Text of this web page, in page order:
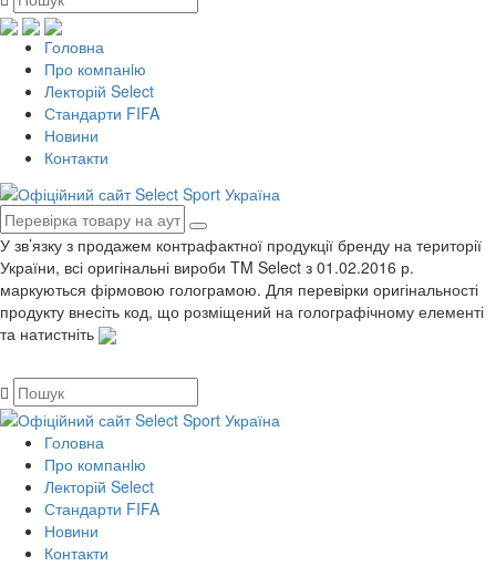
Головна
Про компанiю
Лекторій Select
Стандарти FIFA
Новини
Контакти
У зв’язку з продажем контрафактної продукції бренду на території
України, всі оригінальні вироби TM Select з 01.02.2016 р.
маркуються фірмовою голограмою. Для перевірки оригінальності
продукту внесіть код, що розміщений на голографічному елементі
та натистніть
Головна
Про компанiю
Лекторій Select
Стандарти FIFA
Новини
Контакти